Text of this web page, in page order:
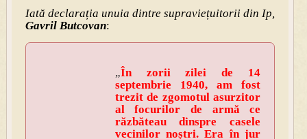
Iată declarația unuia dintre supraviețuitorii din Ip,
Gavril Butcovan:
„În zorii zilei de 14
septembrie 1940, am fost
trezit de zgomotul asurzitor
al focurilor de armă ce
răzbăteau dinspre casele
vecinilor noștri. Era în jur